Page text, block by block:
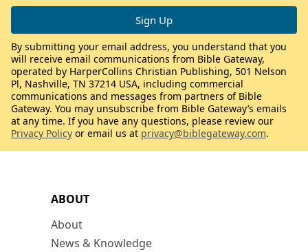
ABOUT
About
News & Knowledge
By submitting your email address, you understand that you
will receive email communications from Bible Gateway,
operated by HarperCollins Christian Publishing, 501 Nelson
Pl, Nashville, TN 37214 USA, including commercial
communications and messages from partners of Bible
Gateway. You may unsubscribe from Bible Gateway’s emails
at any time. If you have any questions, please review our
Privacy Policy or email us at privacy@biblegateway.com.